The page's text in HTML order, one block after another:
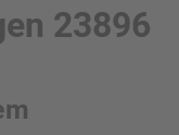
23896